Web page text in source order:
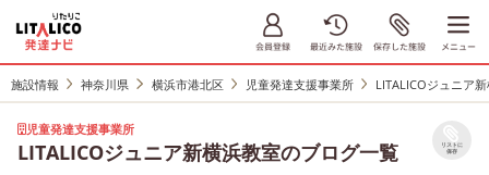
施設情報 神奈川県 横浜市港北区 児童発達支援事業所 LITALICOジュニア
児童発達支援事業所
LITALICOジュニア新横浜教室のブログ一覧 リストに
保存